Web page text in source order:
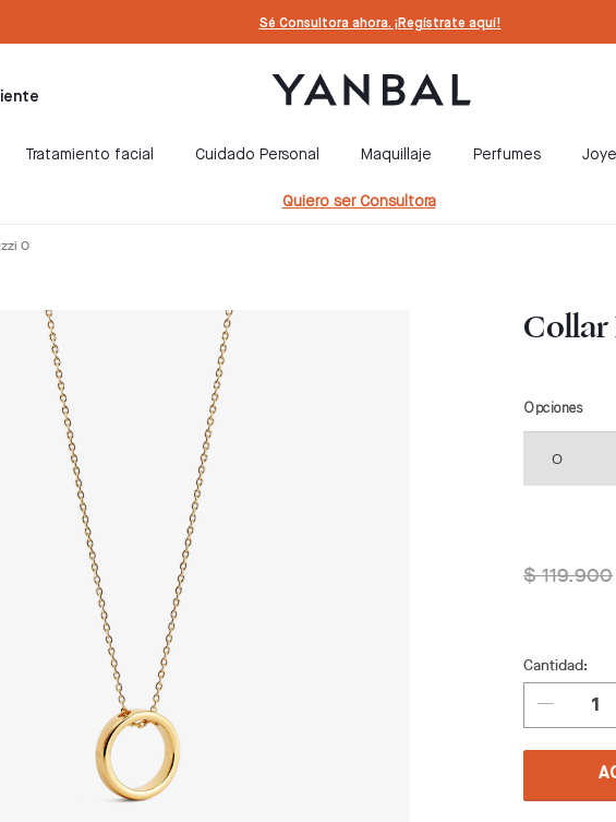
Sé Consultora ahora. ¡Regístrate aquí!
Tratamiento facial Cuidado Personal Maquillaje Perfumes
Quiero ser Consultora
O
Opciones
$ 119.900
Cantidad: